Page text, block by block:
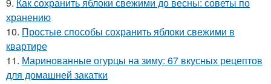
хранению
10. Простые способы сохранить яблоки свежими в
квартире
11. Маринованные огурцы на зиму: 67 вкусных рецептов
для домашней закатки